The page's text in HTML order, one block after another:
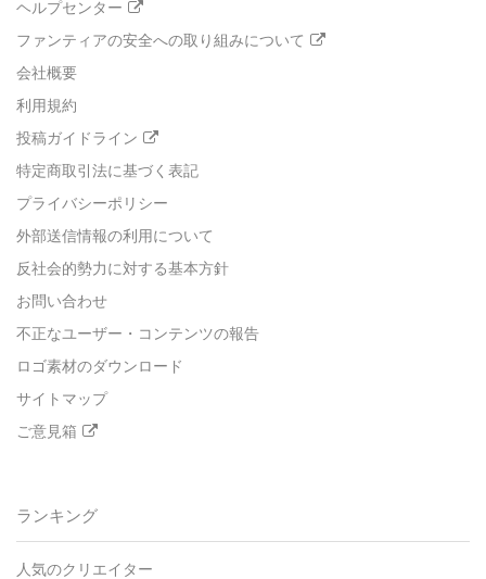
ヘルプセンター
ファンティアの安全への取り組みについて
会社概要
利用規約
投稿ガイドライン
特定商取引法に基づく表記
プライバシーポリシー
外部送信情報の利用について
反社会的勢力に対する基本方針
お問い合わせ
不正なユーザー・コンテンツの報告
ロゴ素材のダウンロード
サイトマップ
ご意見箱
ランキング
人気のクリエイター